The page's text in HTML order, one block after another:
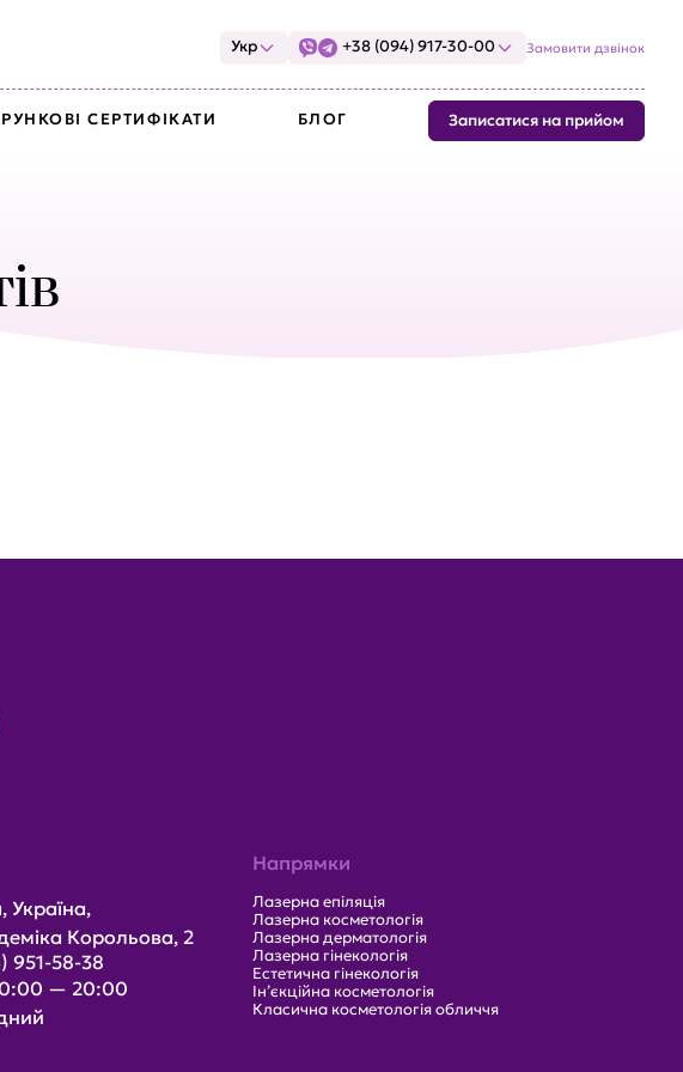
Укр +38 (094) 917-30-00 Замовити дзвінок
СЕРТИФІКАТИ БЛОГ Записатися на прийом
Україна,
Корольова, 2
951-58-38
— 20:00
Напрямки
Лазерна епіляція
Лазерна косметологія
Лазерна дерматологія
Лазерна гінекологія
Естетична гінекологія
Ін’єкційна косметологія
Класична косметологія обличчя